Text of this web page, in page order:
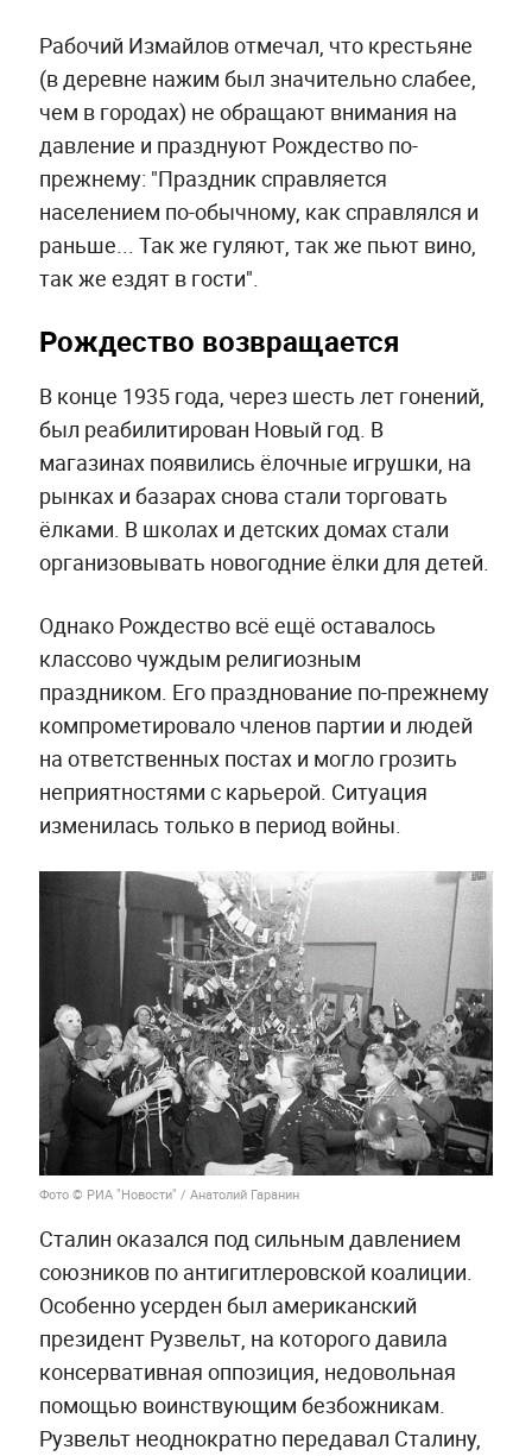
Рабочий Измайлов отмечал, что крестьяне
(в деревне нажим был значительно слабее,
чем в городах) не обращают внимания на
давление и празднуют Рождество по-
прежнему: "Праздник справляется
населением по-обычному, как справлялся и
раньше... Так же гуляют, так же пьют вино,
так же ездят в гости".
Рождество возвращается
В конце 1935 года, через шесть лет гонений,
был реабилитирован Новый год. В
магазинах появились ёлочные игрушки, на
рынках и базарах снова стали торговать
ёлками. В школах и детских домах стали
организовывать новогодние ёлки для детей.
Однако Рождество всё ещё оставалось
классово чуждым религиозным
праздником. Его празднование по-прежнему
компрометировало членов партии и людей
на ответственных постах и могло грозить
неприятностями с карьерой. Ситуация
изменилась только в период войны.
Фото © РИА "Новости" / Анатолий Гаранин
Сталин оказался под сильным давлением
союзников по антигитлеровской коалиции.
Особенно усерден был американский
президент Рузвельт, на которого давила
консервативная оппозиция, недовольная
помощью воинствующим безбожникам.
Рузвельт неоднократно передавал Сталину,